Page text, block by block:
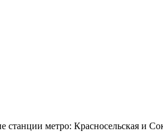
станции метро: Красносельская и